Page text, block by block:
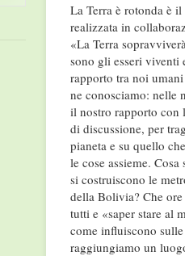
La Terra è rotonda è
realizzata in
«La Terra
sono gli esseri viventi
rapporto tra noi
ne conosciamo: nelle
il nostro rapporto con
di discussione, per
pianeta e su quello
le cose assieme.
si costruiscono le
della Bolivia? Che
tutti e «saper stare al
come influiscono
raggiungiamo un